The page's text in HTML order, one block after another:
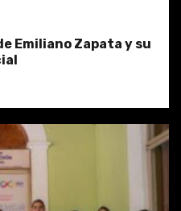
Emiliano Zapata y su